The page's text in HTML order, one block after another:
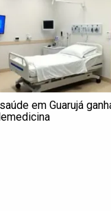
em Guarujá